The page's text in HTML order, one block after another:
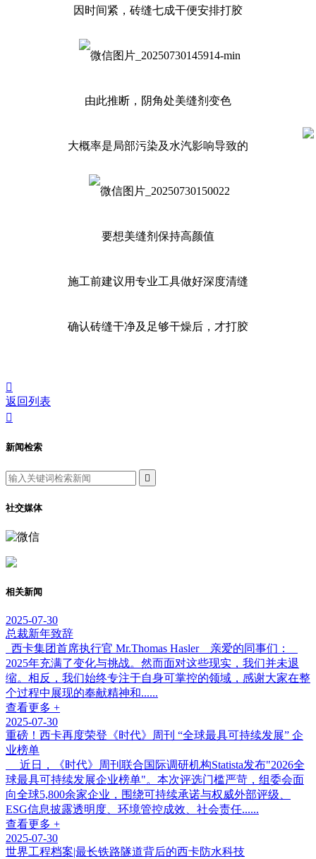
因时间紧，砖缝七成干便安排打胶
由此推断，阴角处美缝剂变色
大概率是局部污染及水汽影响导致的
要想美缝剂保持高颜值
施工前建议用专业工具做好深度清缝
确认砖缝干净及足够干燥后，才打胶

返回列表

新闻检索

社交媒体
相关新闻
2025-07-30
总裁新年致辞
西卡集团首席执行官 Mr.Thomas Hasler 亲爱的同事们：
2025年充满了变化与挑战。然而面对这些现实，我们并未退
缩。相反，我们始终专注于自身可掌控的领域，感谢大家在整
个过程中展现的奉献精神和......
查看更多 +
2025-07-30
重磅！西卡再度荣登《时代》周刊 “全球最具可持续发展” 企
业榜单
近日，《时代》周刊联合国际调研机构Statista发布"2026全
球最具可持续发展企业榜单"。本次评选门槛严苛，组委会面
向全球5,800余家企业，围绕可持续承诺与权威外部评级、
ESG信息披露透明度、环境管控成效、社会责任......
查看更多 +
2025-07-30
世界工程档案|最长铁路隧道背后的西卡防水科技